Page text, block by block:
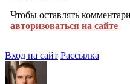
Чтобы оставлять
авторизоваться на сайте
Вход на сайт Рассылка